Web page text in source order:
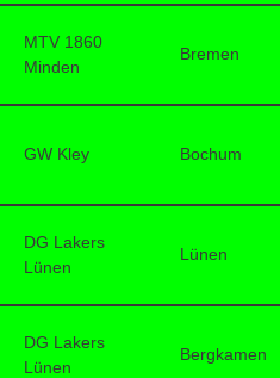
MTV 1860
Minden
Bremen
GW Kley Bochum
DG Lakers
Lünen
Lünen
DG Lakers
Lünen
Bergkamen